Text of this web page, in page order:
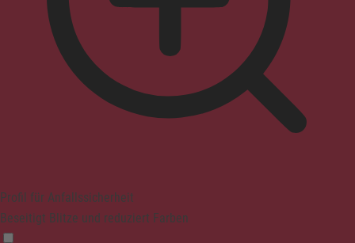
Profil für Anfallssicherheit
Beseitigt Blitze und reduziert Farben